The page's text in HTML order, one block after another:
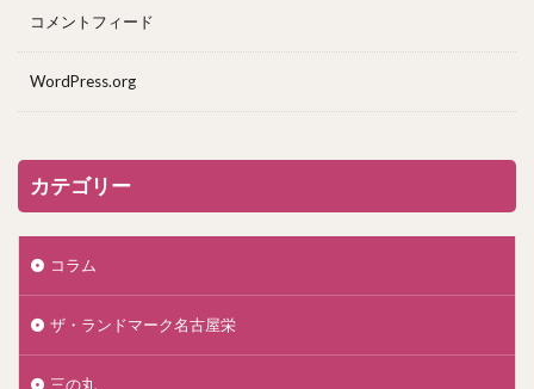
コメントフィード
WordPress.org
カテゴリー
コラム
ザ・ランドマーク名古屋栄
三の丸